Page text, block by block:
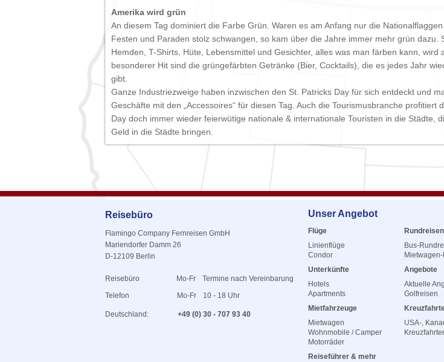
Amerika wird grün
An diesem Tag dominiert die Farbe Grün. Waren es am Anfang nur die
Festen und Paraden stolz schwangen, so kam über die Jahre immer mehr grün dazu.
Hemden, T-Shirts, Hüte, Lebensmittel und Gesichter, alles was man färben kann, wird
besonderer Hit sind die grüngefärbten Getränke (Bier, Cocktails), die es jedes Jahr
gibt.
Ganze Industriezweige haben inzwischen den St. Patricks Day für sich entdeckt und
Geschäfte mit den „Accessoires“ für diesen Tag. Auch die Tourismusbranche profitiert
Day doch immer wieder feierwütige nationale & internationale Touristen in die Städte,
Geld in die Städte bringen.
Reisebüro
Flamingo Company Fernreisen GmbH
Mariendorfer Damm 26
D-12109 Berlin
Reisebüro Mo-Fr
Termine nach Vereinbarung
Telefon
Mo-Fr 10 - 18 Uhr
Deutschland: +49 (0) 30 - 707 93 40
Unser Angebot
Flüge
Linienflüge
Condor
Unterkünfte
Hotels
Apartments
Mietfahrzeuge
Mietwagen
Wohnmobile / Camper
Motorräder
Reiseführer & mehr
Rundreisen
Bus-
Angebote
Aktuelle
Golfreisen
USA-,